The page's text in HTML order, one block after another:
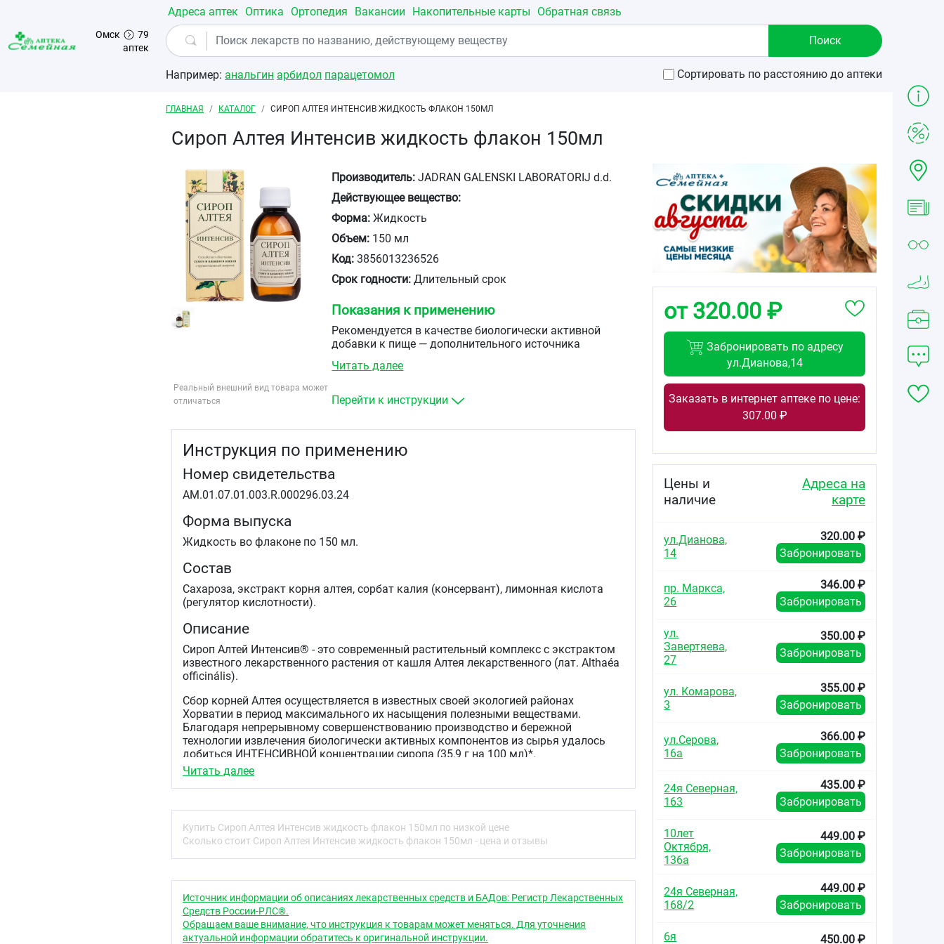
Перейти к основному содержанию
Омск
79
аптек
Адреса аптек Оптика Ортопедия Вакансии Накопительные карты Обратная связь
Например: анальгин арбидол парацетомол Сортировать по расстоянию до аптеки
Строка навигации
ГЛАВНАЯ КАТАЛОГ СИРОП АЛТЕЯ ИНТЕНСИВ ЖИДКОСТЬ ФЛАКОН 150МЛ
Сироп Алтея Интенсив жидкость флакон 150мл
Реальный внешний вид товара может
отличаться
Производитель: JADRAN GALENSKI LABORATORIJ d.d.
Действующее вещество:
Форма: Жидкость
Объем: 150 мл
Код: 3856013236526
Срок годности: Длительный срок
Показания к применению
Рекомендуется в качестве биологически активной
добавки к пище — дополнительного источника
Читать далее
Перейти к инструкции
Инструкция по применению
Номер свидетельства
AM.01.07.01.003.R.000296.03.24
Форма выпуска
Жидкость во флаконе по 150 мл.
Состав
Сахароза, экстракт корня алтея, сорбат калия (консервант), лимонная кислота
(регулятор кислотности).
Описание
Сироп Алтей Интенсив® - это современный растительный комплекс с экстрактом
известного лекарственного растения от кашля Алтея лекарственного (лат. Althaéa
officinális).
Сбор корней Алтея осуществляется в известных своей экологией районах
Хорватии в период максимального их насыщения полезными веществами.
Благодаря непрерывному совершенствованию производство и бережной
технологии извлечения биологически активных компонентов из сырья удалось
добиться ИНТЕНСИВНОЙ концентрации сиропа (35,9 г на 100 мл)*.
Сироп Алтея ИНТЕНСИВ способствует:
обволакивающему, смягчающему, легкому отхаркивающему действию.
содержит ароматизаторов и улучшителей вкуса.
Область применения
Рекомендуется в качестве биологически активной добавки к пище —
Читать далее
Купить Сироп Алтея Интенсив жидкость флакон 150мл по низкой цене
Сколько стоит Сироп Алтея Интенсив жидкость флакон 150мл - цена и отзывы
Источник информации об описаниях лекарственных средств и БАДов: Регистр Лекарственных
Средств России-РЛС®.
Обращаем ваше внимание, что инструкция к товарам может меняться. Для уточнения
актуальной информации обратитесь к оригинальной инструкции.
от 320.00 ₽
Забронировать по адресу
ул.Дианова,14
Заказать в интернет аптеке по цене:
307.00 ₽
Цены и
наличие
Адреса на
карте
ул.Дианова,
14
320.00 ₽
Забронировать
пр. Маркса,
26
346.00 ₽
Забронировать
ул.
Завертяева,
27
350.00 ₽
Забронировать
ул. Комарова,
3
355.00 ₽
Забронировать
ул.Серова,
16а
366.00 ₽
Забронировать
24я Северная,
163
435.00 ₽
Забронировать
10лет
Октября,
136а
449.00 ₽
Забронировать
24я Северная,
168/2
449.00 ₽
Забронировать
6я
450.00 ₽